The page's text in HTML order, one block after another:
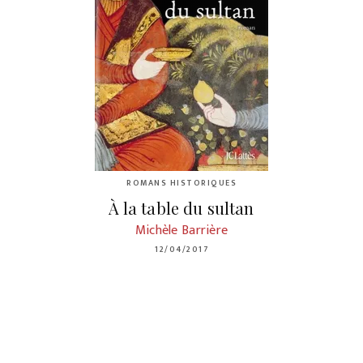
ROMANS HISTORIQUES
À la table du sultan
Michèle Barrière
12/04/2017